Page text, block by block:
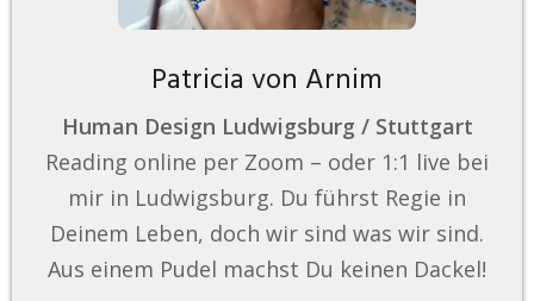
Patricia von Arnim
Human Design Ludwigsburg / Stuttgart
Reading online per Zoom – oder 1:1 live bei
mir in Ludwigsburg. Du führst Regie in
Deinem Leben, doch wir sind was wir sind.
Aus einem Pudel machst Du keinen Dackel!